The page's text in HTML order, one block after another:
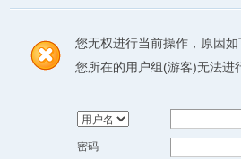
您无权进行当前操作，原因如
您所在的用户组(游客)无法进
密码